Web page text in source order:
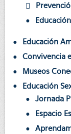
Educación
Convivencia
Museos
Educación
Jornada
Espacio